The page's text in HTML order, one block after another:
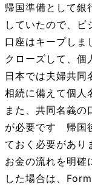
帰国準備として
していたので、ビ
口座はキープし
クローズして、
日本では夫婦共
相続に備えて個人
また、共同名義の
が必要です 帰国
ておく必要があ
お金の流れを明
した場合は、